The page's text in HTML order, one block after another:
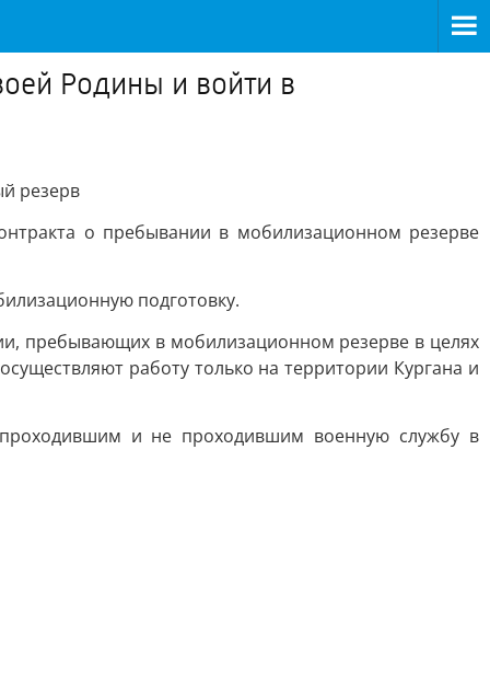
Родины и войти в
резерв
о пребывании в мобилизационном резерве
подготовку.
пребывающих в мобилизационном резерве в целях
работу только на территории Кургана и
и не проходившим военную службу в